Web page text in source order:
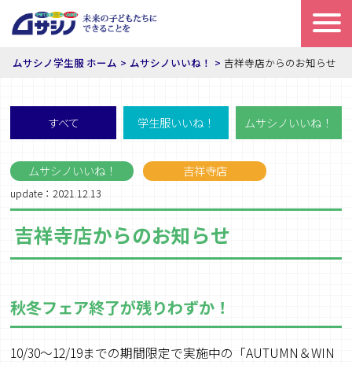
ムサシノ学生服 ホーム ムサシノいいね！ 吉祥寺店からのお知らせ
すべて 学生服いいね！ ムサシノいいね！
ムサシノいいね！ 吉祥寺店
update：2021.12.13
吉祥寺店からのお知らせ
秋冬フェア終了が残りわずか！
10/30～12/19までの期間限定で実施中の「AUTUMN＆WIN